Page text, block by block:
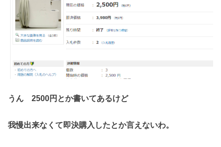
うん 2500円とか書いてあるけど
我慢出来なくて即決購入したとか言えないわ。